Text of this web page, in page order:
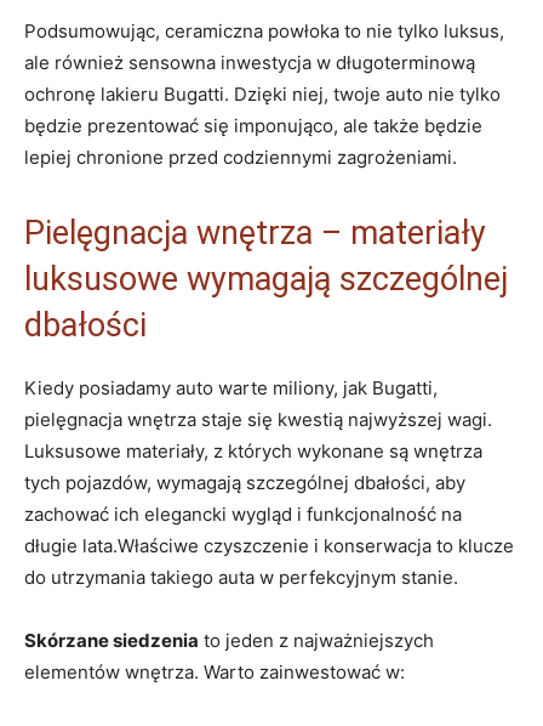
Podsumowując, ceramiczna powłoka to nie tylko luksus,
ale również sensowna inwestycja w długoterminową
ochronę lakieru Bugatti. Dzięki niej, twoje auto nie tylko
będzie prezentować się imponująco, ale także będzie
lepiej chronione przed codziennymi zagrożeniami.
Pielęgnacja wnętrza – materiały
luksusowe wymagają szczególnej
dbałości
Kiedy posiadamy auto warte miliony, jak Bugatti,
pielęgnacja wnętrza staje się kwestią najwyższej wagi.
Luksusowe materiały, z których wykonane są wnętrza
tych pojazdów, wymagają szczególnej dbałości, aby
zachować ich elegancki wygląd i funkcjonalność na
długie lata.Właściwe czyszczenie i konserwacja to klucze
do utrzymania takiego auta w perfekcyjnym stanie.
Skórzane siedzenia to jeden z najważniejszych
elementów wnętrza. Warto zainwestować w: